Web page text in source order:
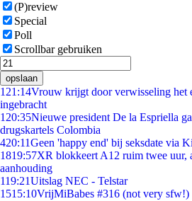
(P)review
Special
Poll
Scrollbar gebruiken
opslaan
1 21:14Vrouw krijgt door verwisseling het
ingebracht
1 20:35Nieuwe president De la Espriella
drugskartels Colombia
420:11Geen 'happy end' bij seksdate via
1819:57XR blokkeert A12 ruim twee uur,
aanhouding
119:21Uitslag NEC - Telstar
1515:10VrijMiBabes #316 (not very sfw!)